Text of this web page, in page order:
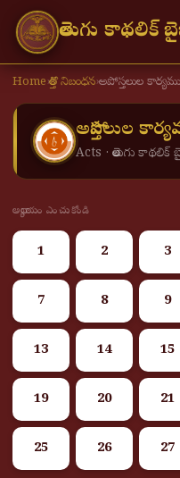
తెలుగు కాథలిక్
Home›కొత్త నిబంధన›అపోస్తలుల
అపోస్తలుల
Acts · తెలుగు కాథలిక్
అధ్యాయం ఎంచుకోండి
1 2 3
7 8 9
13 14 15
19 20 21
25 26 27